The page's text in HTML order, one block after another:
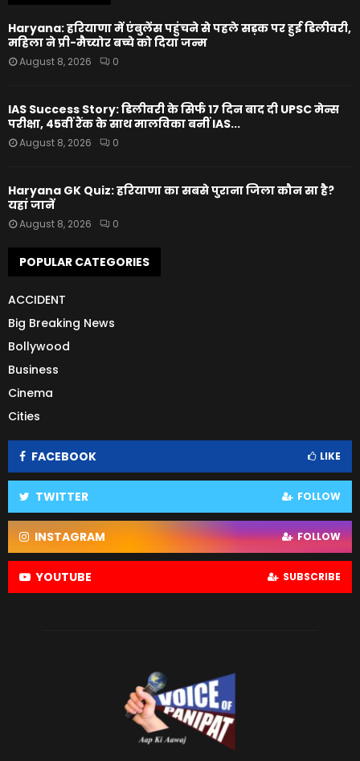
Haryana: हरियाणा में एंबुलेंस पहुंचने से पहले सड़क पर हुई डिलीवरी,
महिला ने प्री-मैच्योर बच्चे को दिया जन्म
August 8, 2026 0
IAS Success Story: डिलीवरी के सिर्फ 17 दिन बाद दी UPSC मेन्स
परीक्षा, 45वीं रैंक के साथ मालविका बनीं IAS...
August 8, 2026 0
Haryana GK Quiz: हरियाणा का सबसे पुराना जिला कौन सा है?
यहां जानें
August 8, 2026 0
POPULAR CATEGORIES
ACCIDENT
Big Breaking News
Bollywood
Business
Cinema
Cities
FACEBOOK LIKE
TWITTER FOLLOW
INSTAGRAM FOLLOW
YOUTUBE SUBSCRIBE